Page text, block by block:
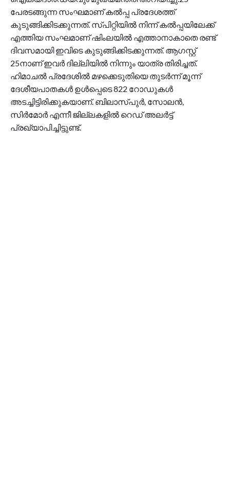
പേരടങ്ങുന്ന സംഘമാണ് കൽപ്പ പ്രദേശത്ത്
കുടുങ്ങിക്കിടക്കുന്നത്. സ്‌പിറ്റിയിൽ നിന്ന് കൽപ്പയിലേക്ക്
എത്തിയ സംഘമാണ് ഷിംലയിൽ എത്താനാകാതെ രണ്ട്
ദിവസമായി ഇവിടെ കുടുങ്ങിക്കിടക്കുന്നത്. ആ​ഗസ്റ്റ്
25നാണ് ഇവർ ദില്ലിയിൽ നിന്നും യാത്ര തിരിച്ചത്.
ഹിമാചൽ പ്രദേശിൽ മഴക്കെടുതിയെ തുടര്‍ന്ന് മൂന്ന്
ദേശീയപാതകള്‍ ഉള്‍പ്പെടെ 822 റോഡുകള്‍
അടച്ചിട്ടിരിക്കുകയാണ്. ബിലാസ്പുർ, സോലൻ,
സിർമോർ എന്നീ ജില്ലകളിൽ റെഡ് അലർട്ട്
പ്രഖ്യാപിച്ചിട്ടുണ്ട്.